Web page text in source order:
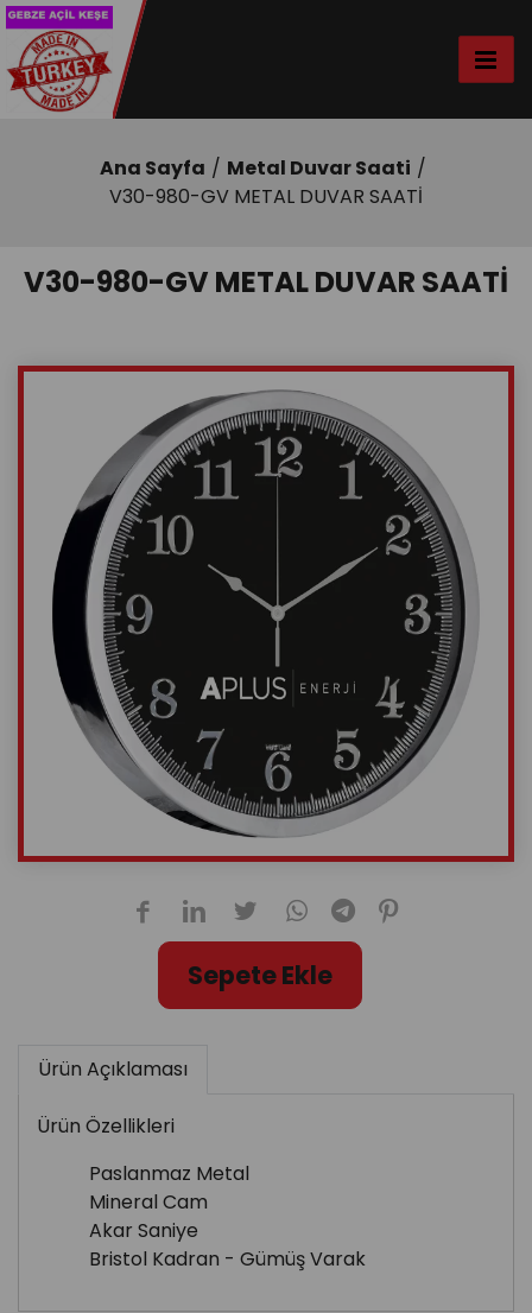
Ana Sayfa
Metal Duvar Saati
V30-980-GV METAL DUVAR SAATİ
V30-980-GV METAL DUVAR SAATİ
Sepete Ekle
Ürün Açıklaması
Ürün Özellikleri
Paslanmaz Metal
Mineral Cam
Akar Saniye
Bristol Kadran - Gümüş Varak